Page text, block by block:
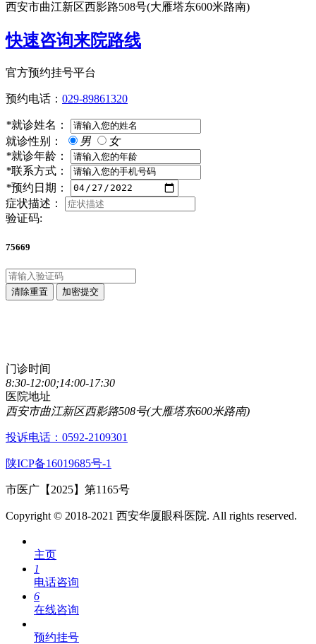
西安市曲江新区西影路508号(大雁塔东600米路南)
快速咨询来院路线
官方预约挂号平台
预约电话： 029-89861320
*就诊姓名：
就诊性别：
男
女
*就诊年龄：
*联系方式：
*预约日期：
症状描述：
验证码:
75669
清除重置 加密提交
门诊时间
8:30-12:00;14:00-17:30
医院地址
西安市曲江新区西影路508号(大雁塔东600米路南)
投诉电话：0592-2109301
陕ICP备16019685号-1
市医广【2025】第1165号
Copyright © 2018-2021 西安华厦眼科医院. All rights reserved.
主页
1
电话咨询
6
在线咨询
预约挂号